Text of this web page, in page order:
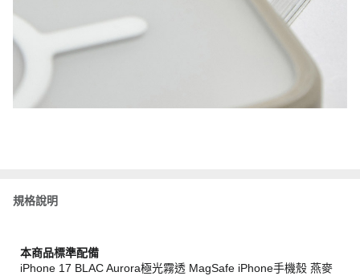
規格說明
本商品標準配備
iPhone 17 BLAC Aurora極光霧透 MagSafe iPhone手機殼 燕麥